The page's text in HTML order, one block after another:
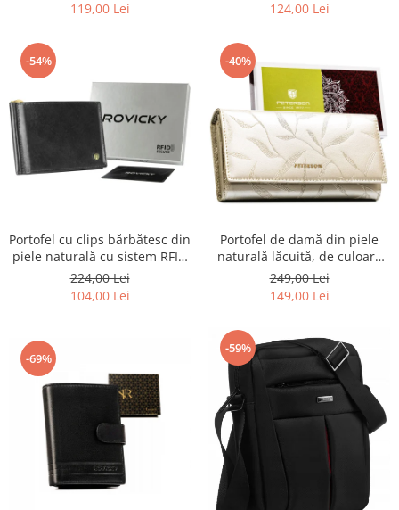
119,00 Lei
124,00 Lei
-54%
Portofel cu clips bărbătesc din
piele naturală cu sistem RFID
- Rovicky PTR-N1908-RVT-9799
BLACK
224,00 Lei
104,00 Lei
-40%
Portofel de damă din piele
naturală lăcuită, de culoare
bej, cu închidere cu capsă -
Peterson
249,00 Lei
149,00 Lei
-69%
-59%